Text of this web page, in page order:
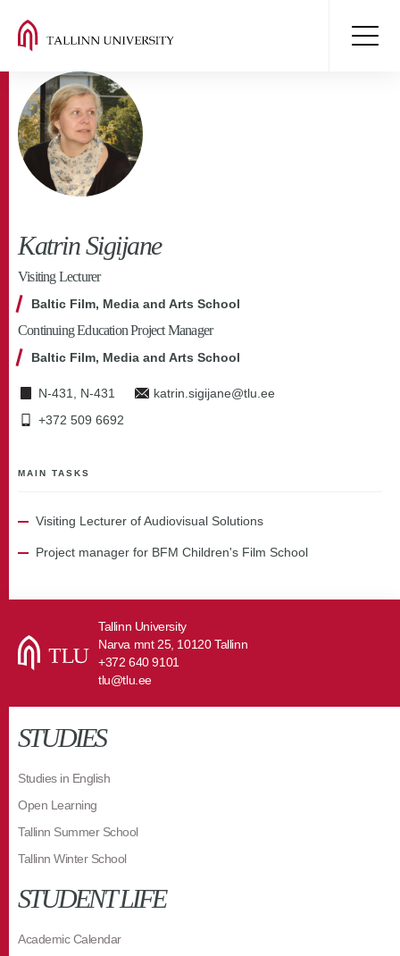
Katrin Sigijane
Visiting Lecturer
Baltic Film, Media and Arts School
Continuing Education Project Manager
Baltic Film, Media and Arts School
N-431, N-431
katrin.sigijane@tlu.ee
+372 509 6692
MAIN TASKS
Visiting Lecturer of Audiovisual Solutions
Project manager for BFM Children's Film School
Tallinn University
Narva mnt 25, 10120 Tallinn
+372 640 9101
tlu@tlu.ee
STUDIES
Studies in English
Open Learning
Tallinn Summer School
Tallinn Winter School
STUDENT LIFE
Academic Calendar